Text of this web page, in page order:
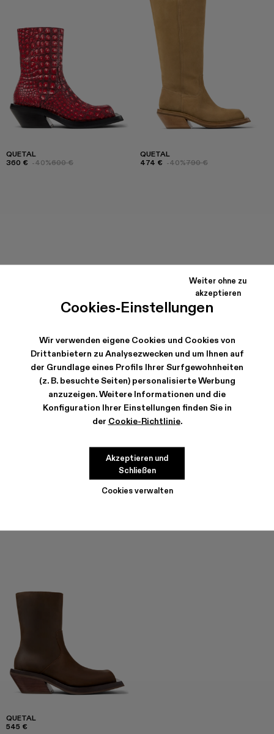
Cookies-Einstellungen
Wir verwenden eigene Cookies und Cookies von
Drittanbietern zu Analysezwecken und um Ihnen auf
der Grundlage eines Profils Ihrer Surfgewohnheiten
(z. B. besuchte Seiten) personalisierte Werbung
anzuzeigen. Weitere Informationen und die
Konfiguration Ihrer Einstellungen finden Sie in
der Cookie-Richtlinie.
Cookies verwalten
Weiter ohne zu
akzeptieren
Akzeptieren und
Schließen
QUETAL
360 € -40%600 €
QUETAL
474 € -40%790 €
QUETAL
545 €